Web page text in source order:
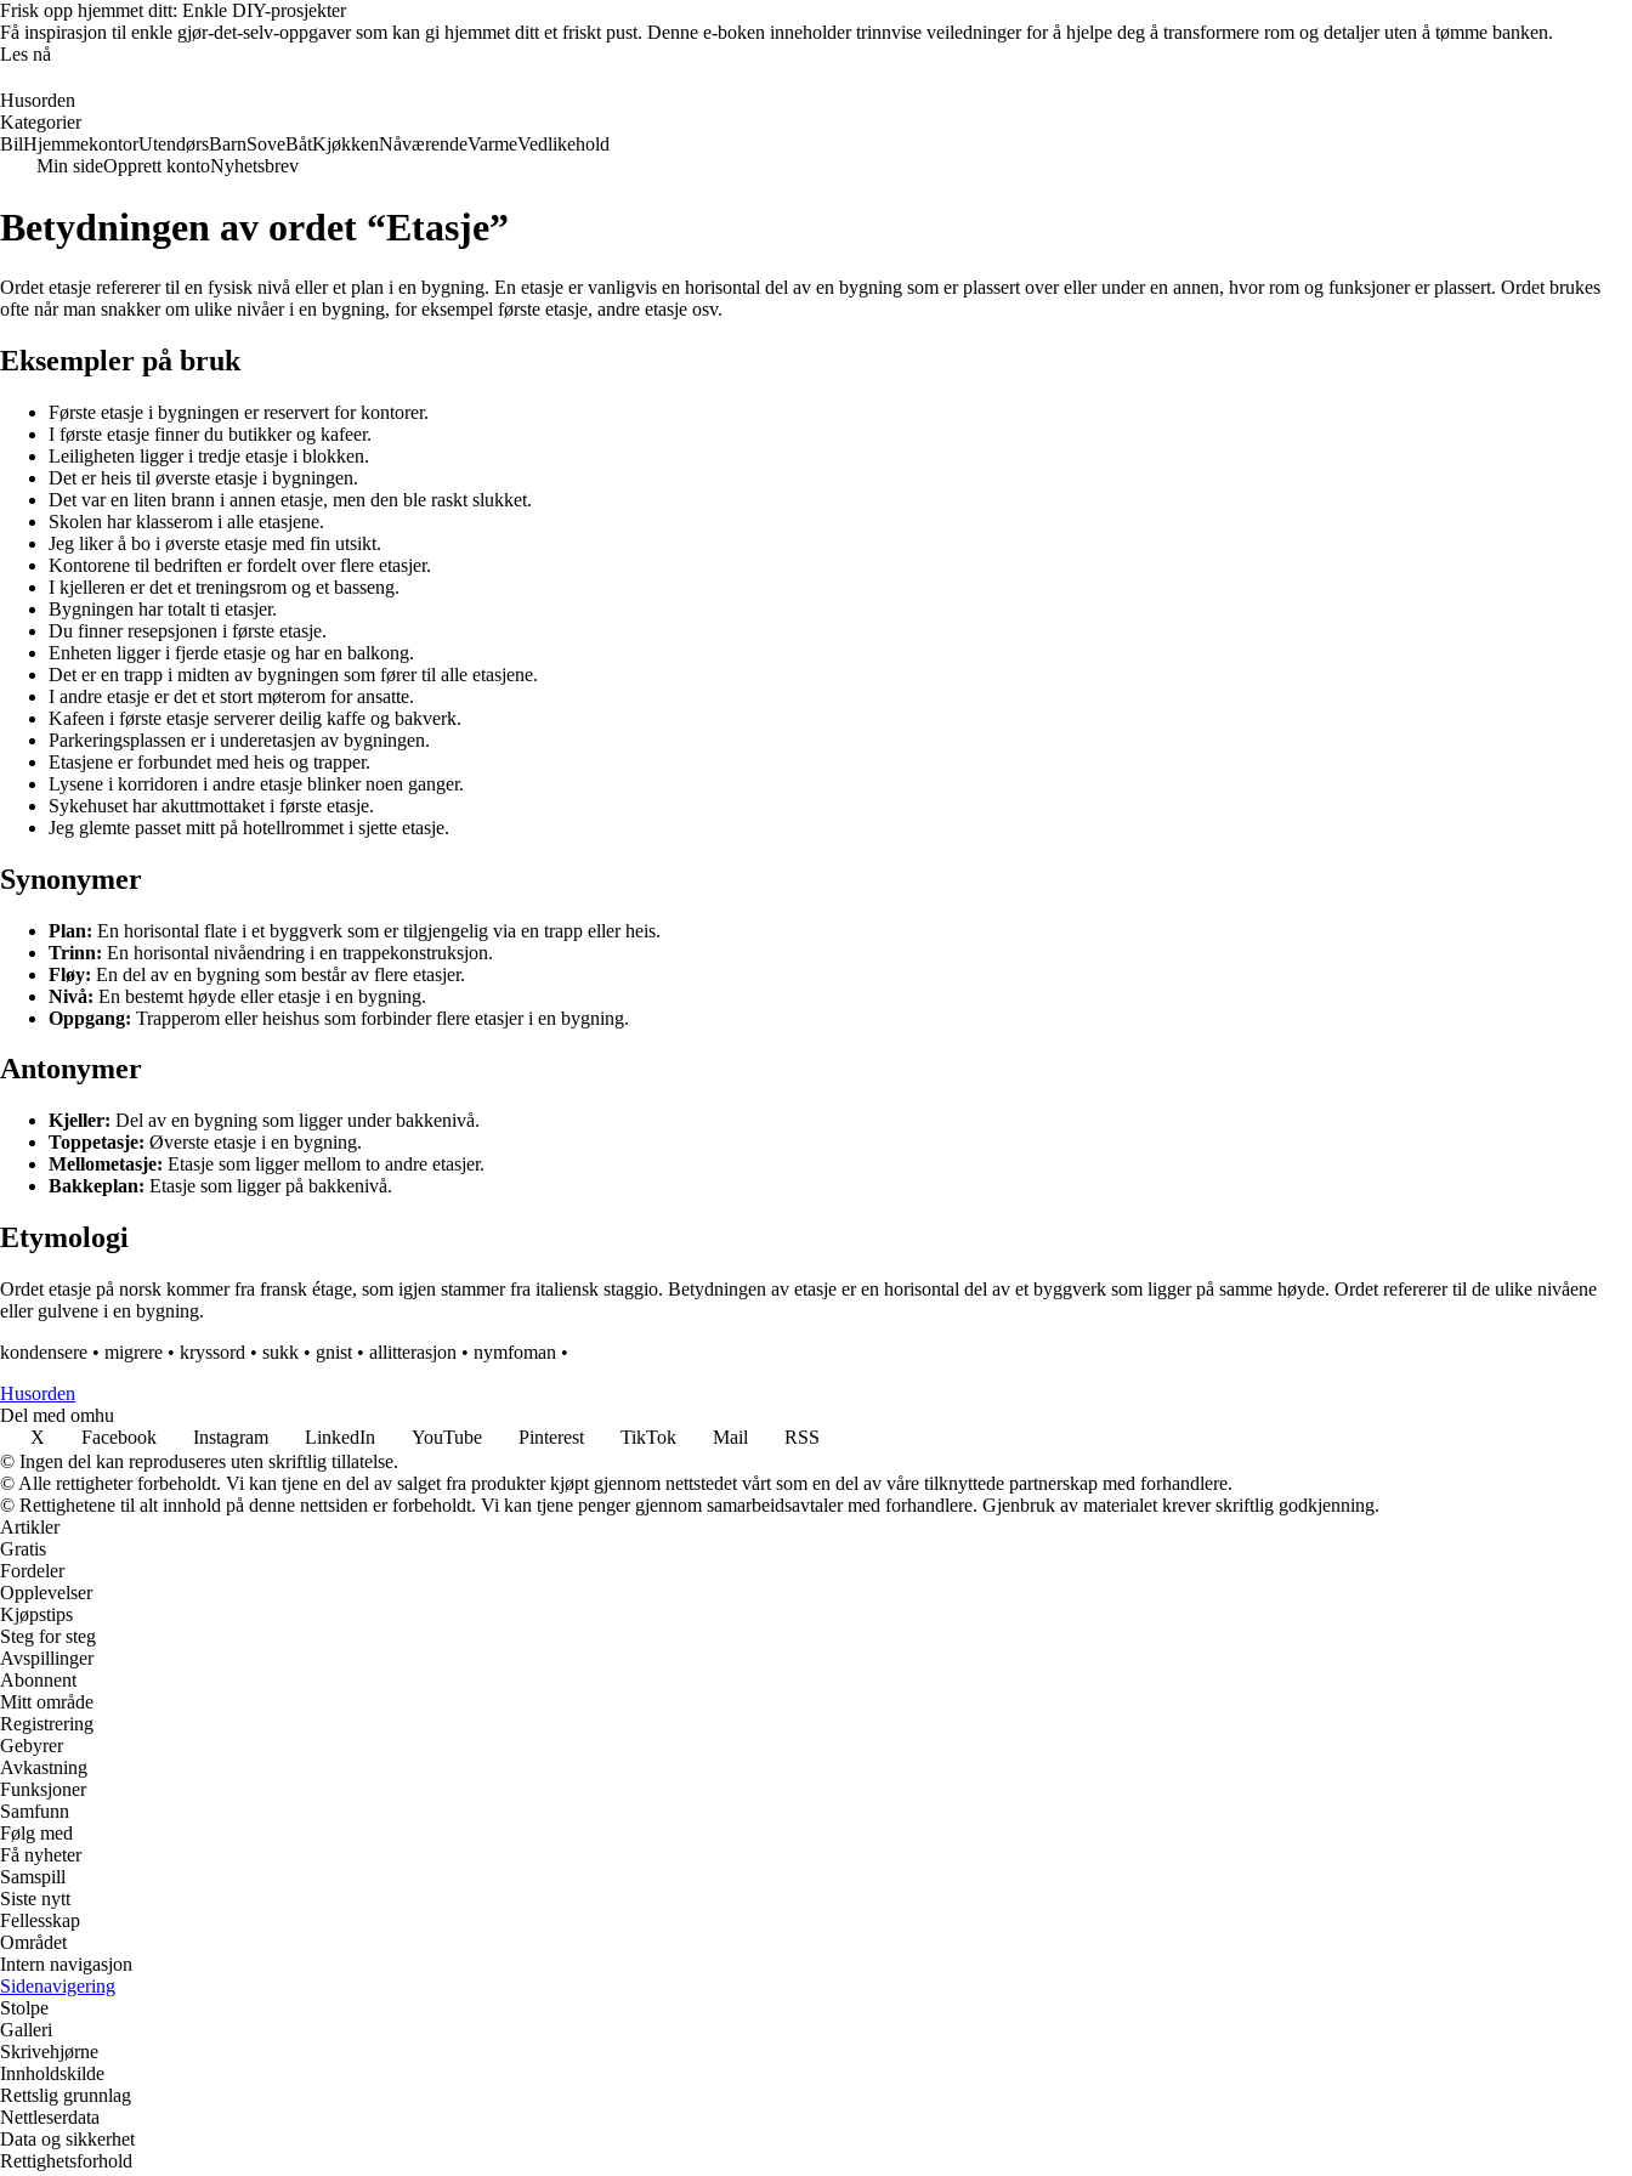
Frisk opp hjemmet ditt: Enkle DIY-prosjekter
Få inspirasjon til enkle gjør-det-selv-oppgaver som kan gi hjemmet ditt et friskt pust. Denne e-boken inneholder trinnvise veiledninger for å hjelpe deg å transformere rom og detaljer uten å tømme banken.
Les nå
Husorden
Kategorier
BilHjemmekontorUtendørsBarnSoveBåtKjøkkenNåværendeVarmeVedlikehold
Min sideOpprett kontoNyhetsbrev
Betydningen av ordet “Etasje”
Ordet etasje refererer til en fysisk nivå eller et plan i en bygning. En etasje er vanligvis en horisontal del av en bygning som er plassert over eller under en annen, hvor rom og funksjoner er plassert. Ordet brukes
ofte når man snakker om ulike nivåer i en bygning, for eksempel første etasje, andre etasje osv.
Eksempler på bruk
Første etasje i bygningen er reservert for kontorer.
I første etasje finner du butikker og kafeer.
Leiligheten ligger i tredje etasje i blokken.
Det er heis til øverste etasje i bygningen.
Det var en liten brann i annen etasje, men den ble raskt slukket.
Skolen har klasserom i alle etasjene.
Jeg liker å bo i øverste etasje med fin utsikt.
Kontorene til bedriften er fordelt over flere etasjer.
I kjelleren er det et treningsrom og et basseng.
Bygningen har totalt ti etasjer.
Du finner resepsjonen i første etasje.
Enheten ligger i fjerde etasje og har en balkong.
Det er en trapp i midten av bygningen som fører til alle etasjene.
I andre etasje er det et stort møterom for ansatte.
Kafeen i første etasje serverer deilig kaffe og bakverk.
Parkeringsplassen er i underetasjen av bygningen.
Etasjene er forbundet med heis og trapper.
Lysene i korridoren i andre etasje blinker noen ganger.
Sykehuset har akuttmottaket i første etasje.
Jeg glemte passet mitt på hotellrommet i sjette etasje.
Synonymer
Plan: En horisontal flate i et byggverk som er tilgjengelig via en trapp eller heis.
Trinn: En horisontal nivåendring i en trappekonstruksjon.
Fløy: En del av en bygning som består av flere etasjer.
Nivå: En bestemt høyde eller etasje i en bygning.
Oppgang: Trapperom eller heishus som forbinder flere etasjer i en bygning.
Antonymer
Kjeller: Del av en bygning som ligger under bakkenivå.
Toppetasje: Øverste etasje i en bygning.
Mellometasje: Etasje som ligger mellom to andre etasjer.
Bakkeplan: Etasje som ligger på bakkenivå.
Etymologi
Ordet etasje på norsk kommer fra fransk étage, som igjen stammer fra italiensk staggio. Betydningen av etasje er en horisontal del av et byggverk som ligger på samme høyde. Ordet refererer til de ulike nivåene
eller gulvene i en bygning.
kondensere • migrere • kryssord • sukk • gnist • allitterasjon • nymfoman •
Husorden
Del med omhu
X
Facebook Instagram LinkedIn YouTube Pinterest TikTok Mail
RSS
© Ingen del kan reproduseres uten skriftlig tillatelse.
© Alle rettigheter forbeholdt. Vi kan tjene en del av salget fra produkter kjøpt gjennom nettstedet vårt som en del av våre tilknyttede partnerskap med forhandlere.
© Rettighetene til alt innhold på denne nettsiden er forbeholdt. Vi kan tjene penger gjennom samarbeidsavtaler med forhandlere. Gjenbruk av materialet krever skriftlig godkjenning.
Artikler
Gratis
Fordeler
Opplevelser
Kjøpstips
Steg for steg
Avspillinger
Abonnent
Mitt område
Registrering
Gebyrer
Avkastning
Funksjoner
Samfunn
Følg med
Få nyheter
Samspill
Siste nytt
Fellesskap
Området
Intern navigasjon
Sidenavigering
Stolpe
Galleri
Skrivehjørne
Innholdskilde
Rettslig grunnlag
Nettleserdata
Data og sikkerhet
Rettighetsforhold